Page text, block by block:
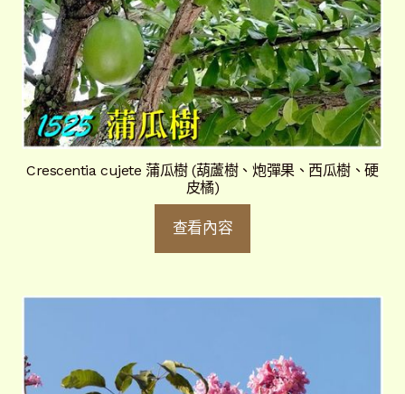
Crescentia cujete 蒲瓜樹 (葫蘆樹、炮彈果、西瓜樹、硬
皮橘)
查看內容